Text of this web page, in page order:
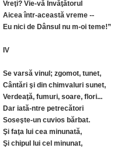
Vreţi? Vie-vă Învăţătorul
Aicea într-această vreme --
Eu nici de Dânsul nu m-oi teme!”
IV
Se varsă vinul; zgomot, tunet,
Cântări şi din chimvaluri sunet,
Verdeaţă, fumuri, soare, flori...
Dar iată-ntre petrecători
Soseşte-un cuvios bărbat.
Şi faţa lui cea minunată,
Şi chipul lui cel minunat,